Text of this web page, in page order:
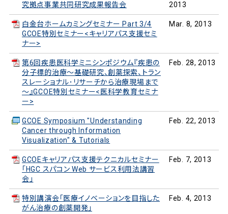
究拠点事業共同研究成果報告会
2013
白金台ホームカミングセミナー Part 3/4
GCOE特別セミナー<キャリアパス支援セミ
ナー>
Mar. 8, 2013
第6回疾患医科学ミニシンポジウム『疾患の
分子標的治療～基礎研究、創薬探索、トラン
スレーショナル･リサーチから治療現場まで
～』GCOE特別セミナー<医科学教育セミナ
ー>
Feb. 28, 2013
GCOE Symposium "Understanding
Cancer through Information
Visualization" & Tutorials
Feb. 22, 2013
GCOEキャリアパス支援テクニカルセミナー
「HGC スパコン Web サービス利用法講習
会」
Feb. 7, 2013
特別講演会「医療イノベーションを目指した
がん治療の創薬開発」
Feb. 4, 2013